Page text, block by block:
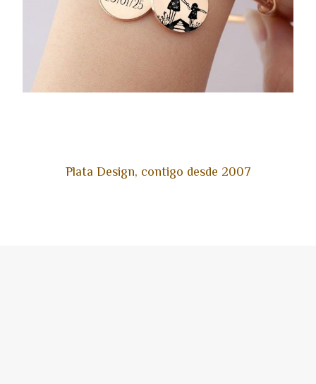
Plata Design, contigo desde 2007